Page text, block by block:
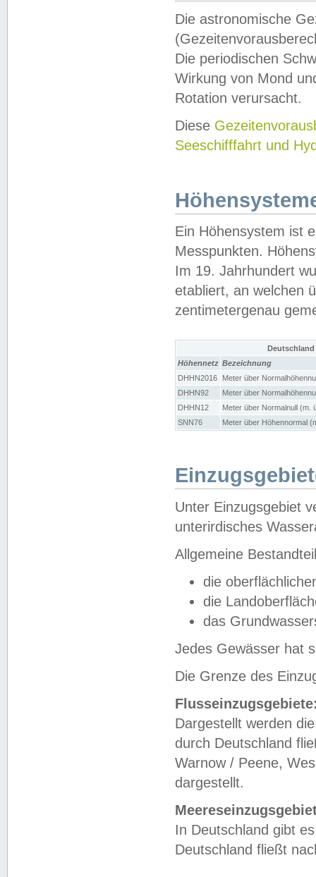
Die astronomische
Die periodischen
Wirkung von Mond
Rotation verursacht.
Diese
Seeschifffahrt und
Ein Höhensystem ist
Messpunkten.
Im 19. Jahrhundert
etabliert, an welchen
zentimetergenau
Höhennetz Bezeichnung
DHHN2016
Meter über
DHHN92
Meter über
DHHN12
Meter über Normalnull (m.
SNN76
Meter über Höhennormal
Unter Einzugsgebiet
unterirdisches
Allgemeine
die
die
das
Jedes Gewässer hat
Die Grenze des
Dargestellt werden
durch Deutschland
Warnow / Peene,
dargestellt.
In Deutschland gibt
Deutschland fließt